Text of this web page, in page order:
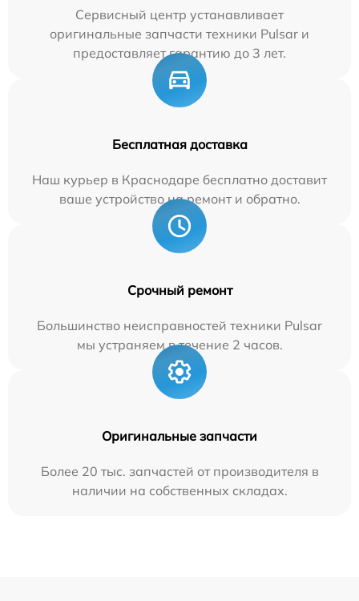
Сервисный центр устанавливает
оригинальные запчасти техники Pulsar и
предоставляет гарантию до 3 лет.
Бесплатная доставка
Наш курьер в Краснодаре бесплатно доставит
ваше устройство на ремонт и обратно.
Срочный ремонт
Большинство неисправностей техники Pulsar
мы устраняем в течение 2 часов.
Оригинальные запчасти
Более 20 тыс. запчастей от производителя в
наличии на собственных складах.